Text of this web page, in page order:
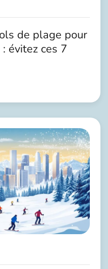
de plage pour
évitez ces 7